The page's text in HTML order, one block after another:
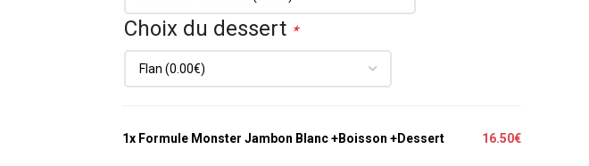
Choix du dessert *
1x Formule Monster Jambon Blanc +Boisson +Dessert 16.50€